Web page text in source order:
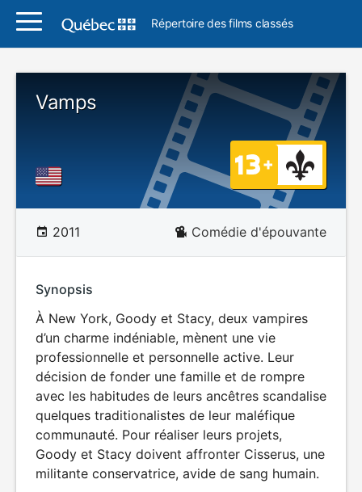
Répertoire des films classés
Vamps
2011 Comédie d'épouvante
Synopsis
À New York, Goody et Stacy, deux vampires
d’un charme indéniable, mènent une vie
professionnelle et personnelle active. Leur
décision de fonder une famille et de rompre
avec les habitudes de leurs ancêtres scandalise
quelques traditionalistes de leur maléfique
communauté. Pour réaliser leurs projets,
Goody et Stacy doivent affronter Cisserus, une
militante conservatrice, avide de sang humain.